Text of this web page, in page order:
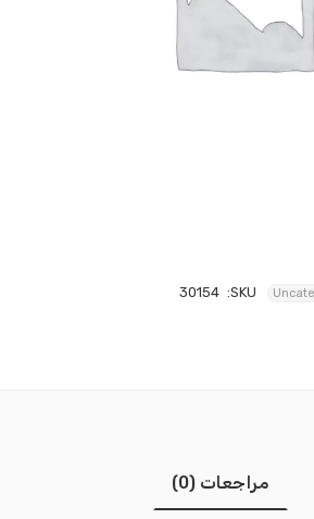
SKU:
30154
مراجعات (0)